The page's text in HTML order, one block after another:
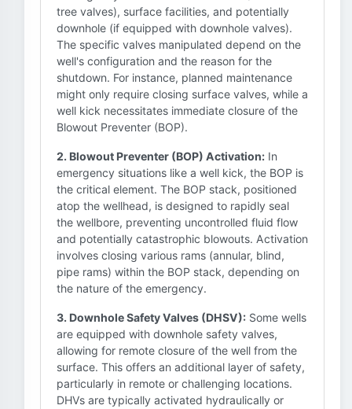
tree valves), surface facilities, and potentially
downhole (if equipped with downhole valves).
The specific valves manipulated depend on the
well's configuration and the reason for the
shutdown. For instance, planned maintenance
might only require closing surface valves, while a
well kick necessitates immediate closure of the
Blowout Preventer (BOP).
2. Blowout Preventer (BOP) Activation: In
emergency situations like a well kick, the BOP is
the critical element. The BOP stack, positioned
atop the wellhead, is designed to rapidly seal
the wellbore, preventing uncontrolled fluid flow
and potentially catastrophic blowouts. Activation
involves closing various rams (annular, blind,
pipe rams) within the BOP stack, depending on
the nature of the emergency.
3. Downhole Safety Valves (DHSV): Some wells
are equipped with downhole safety valves,
allowing for remote closure of the well from the
surface. This offers an additional layer of safety,
particularly in remote or challenging locations.
DHVs are typically activated hydraulically or